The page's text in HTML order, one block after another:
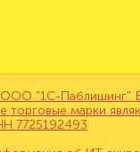
"1С-Паблишинг".
торговые марки
7725192493